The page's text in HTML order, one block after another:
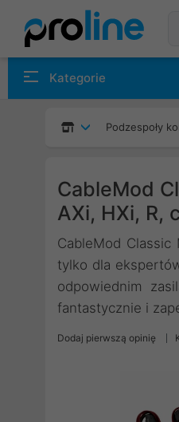
Kategorie
Podzespoły
CableMod
AXi, HXi, R,
CableMod
tylko dla
odpowiednim
fantastycznie i
Dodaj pierwszą opinię